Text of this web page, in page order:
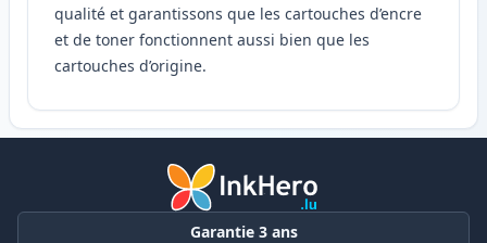
qualité et garantissons que les cartouches d’encre
et de toner fonctionnent aussi bien que les
cartouches d’origine.
Garantie 3 ans